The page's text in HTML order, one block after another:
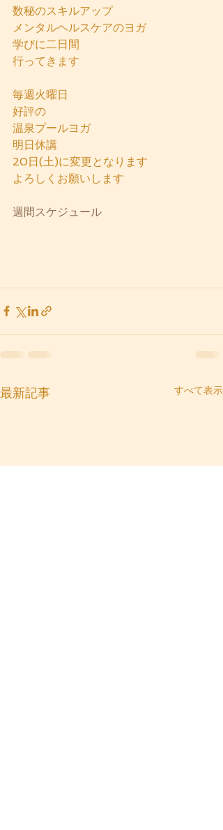
数秘のスキルアップ
メンタルヘルスケアのヨガ
学びに二日間
行ってきます
毎週火曜日
好評の
温泉プールヨガ
明日休講
20日(土)に変更となります
よろしくお願いします
週間スケジュール
最新記事 すべて表示